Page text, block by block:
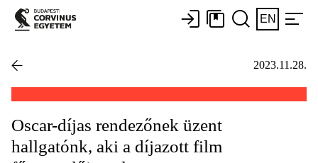
EN
2023.11.28.
Oscar-díjas rendezőnek üzent
hallgatónk, aki a díjazott film